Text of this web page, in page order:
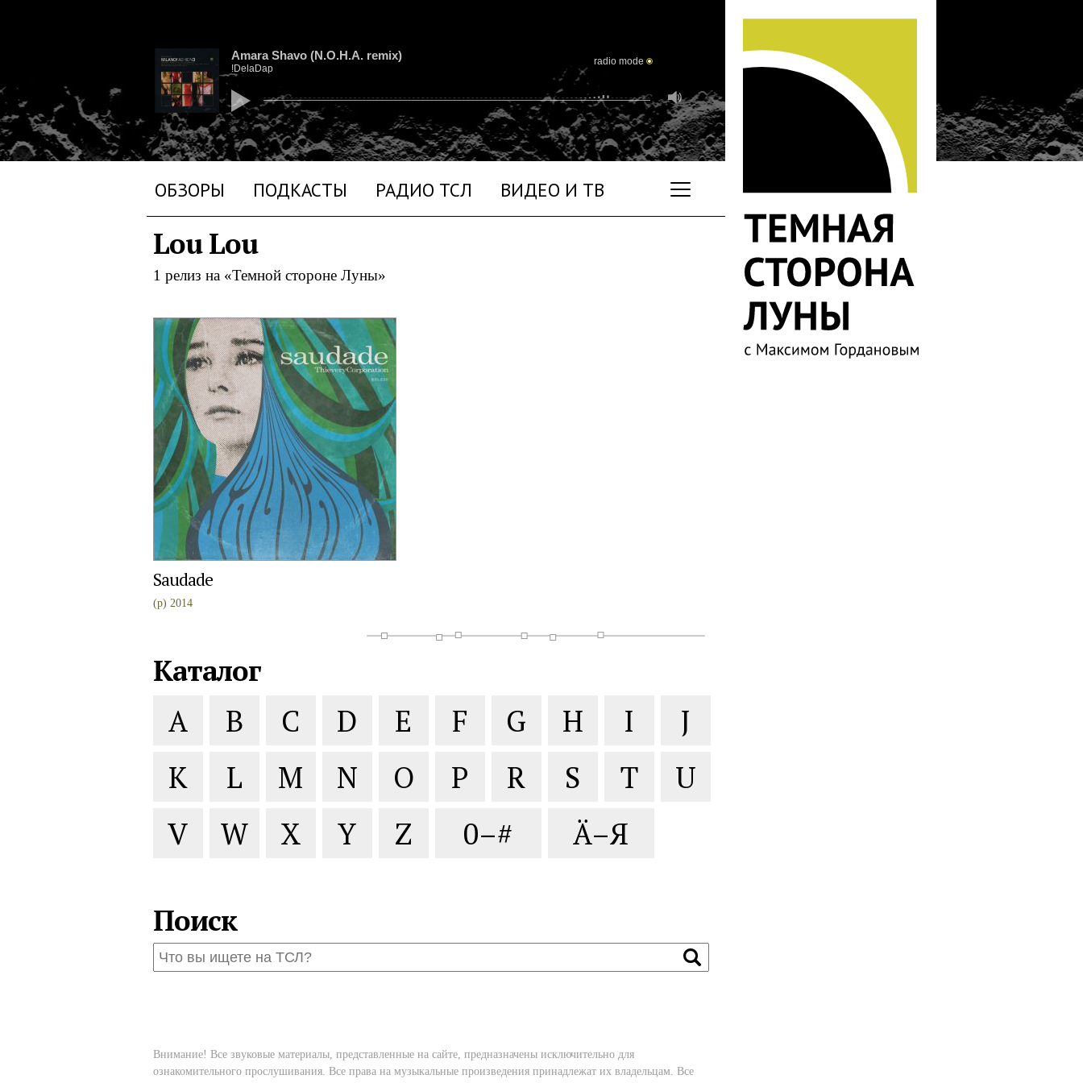
ОБЗОРЫ ПОДКАСТЫ РАДИО ТСЛ ВИДЕО И ТВ
Amara Shavo (N.O.H.A. remix)
!DelaDap
radio mode
Lou Lou
1 релиз на «Темной стороне Луны»
Saudade
(p) 2014
Каталог
A B C D E F G H I
J
K
L M N O P R S T
U
V
W X Y Z 0–# Ä–Я
Поиск
Внимание! Все звуковые материалы, представленные на сайте, предназначены исключительно для
ознакомительного прослушивания. Все права на музыкальные произведения принадлежат их владельцам. Все